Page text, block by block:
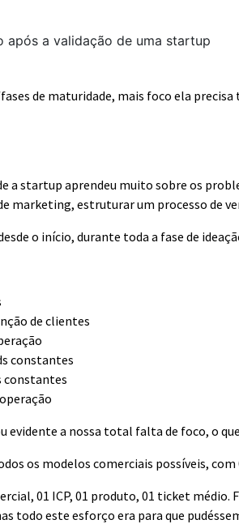
de maturidade, mais foco ela
a startup aprendeu muito sobre os
marketing, estruturar um processo de
o início, durante toda a fase de
de clientes
constantes
constantes
evidente a nossa total falta de foco, o
os modelos comerciais possíveis,
01 ICP, 01 produto, 01 ticket
todo este esforço era para que